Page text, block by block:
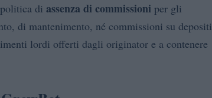
di assenza di commissioni per gli
di mantenimento, né commissioni su depositi
lordi offerti dagli originator e a contenere